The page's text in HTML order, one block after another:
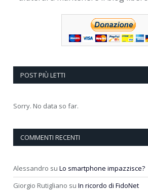
POST PIÙ LETTI
Sorry. No data so far.
COMMENTI RECENTI
Alessandro su Lo smartphone impazzisce?
Giorgio Rutigliano su In ricordo di FidoNet